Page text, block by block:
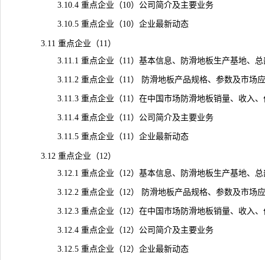
3.10.4 重点企业（10）公司简介及主要业务
3.10.5 重点企业（10）企业最新动态
3.11 重点企业（11）
3.11.1 重点企业（11）基本信息、防滑地板生产基地、总
3.11.2 重点企业（11） 防滑地板产品规格、参数及市场
3.11.3 重点企业（11）在中国市场防滑地板销量、收入、价
3.11.4 重点企业（11）公司简介及主要业务
3.11.5 重点企业（11）企业最新动态
3.12 重点企业（12）
3.12.1 重点企业（12）基本信息、防滑地板生产基地、总
3.12.2 重点企业（12） 防滑地板产品规格、参数及市场
3.12.3 重点企业（12）在中国市场防滑地板销量、收入、价
3.12.4 重点企业（12）公司简介及主要业务
3.12.5 重点企业（12）企业最新动态